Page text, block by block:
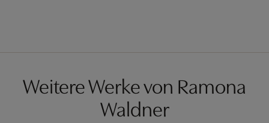
Weitere Werke von Ramona
Waldner